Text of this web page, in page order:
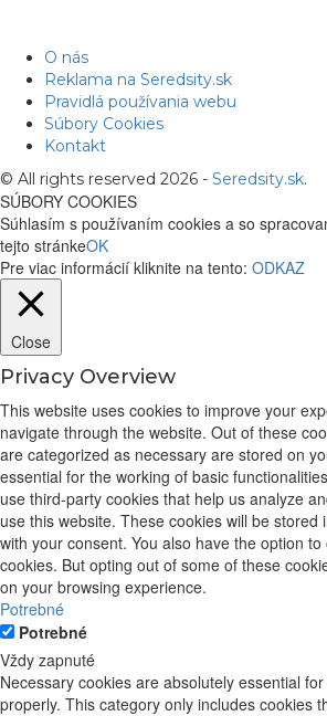
O nás
Reklama na Seredsity.sk
Pravidlá používania webu
Súbory Cookies
Kontakt
© All rights reserved 2026 - Seredsity.sk.
SÚBORY COOKIES
Súhlasím s používaním cookies a so
tejto stránkeOK
Pre viac informácií kliknite na tento: ODKAZ
Close
Privacy Overview
This website uses cookies to improve your
navigate through the website. Out of these
are categorized as necessary are stored on
essential for the working of basic
use third-party cookies that help us analyze
use this website. These cookies will be stored
with your consent. You also have the option
cookies. But opting out of some of these
on your browsing experience.
Potrebné
Potrebné
Vždy zapnuté
Necessary cookies are absolutely essential
properly. This category only includes cookies